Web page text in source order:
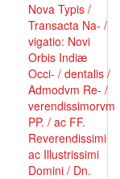
Nova Typis /
Transacta Na- /
vigatio: Novi
Orbis Indiæ
Occi- / dentalis /
Admodvm Re- /
verendissimorvm
PP. / ac FF.
Reverendissimi
ac Illustrissimi
Domini / Dn.